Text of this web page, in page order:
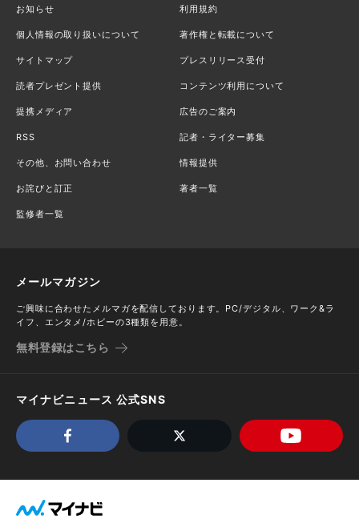
お知らせ 利用規約
個人情報の取り扱いについて 著作権と転載について
サイトマップ プレスリリース受付
読者プレゼント提供 コンテンツ利用について
提携メディア 広告のご案内
RSS 記者・ライター募集
その他、お問い合わせ 情報提供
お詫びと訂正 著者一覧
監修者一覧
メールマガジン
ご興味に合わせたメルマガを配信しております。PC/デジタル、ワーク&ラ
イフ、エンタメ/ホビーの3種類を用意。
無料登録はこちら
マイナビニュース 公式SNS